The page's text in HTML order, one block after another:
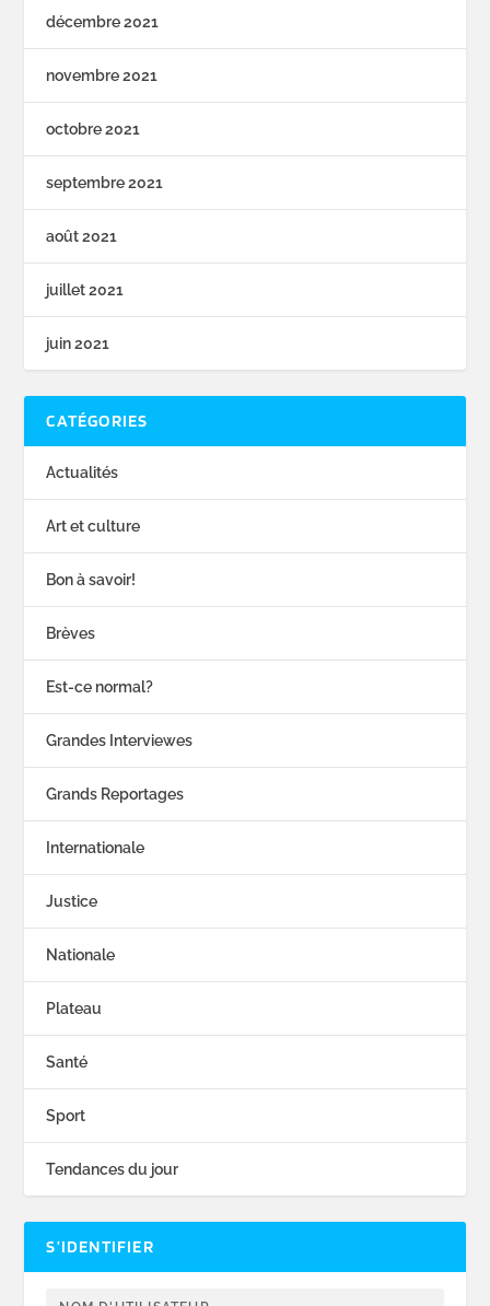
décembre 2021
novembre 2021
octobre 2021
septembre 2021
août 2021
juillet 2021
juin 2021
CATÉGORIES
Actualités
Art et culture
Bon à savoir!
Brèves
Est-ce normal?
Grandes Interviewes
Grands Reportages
Internationale
Justice
Nationale
Plateau
Santé
Sport
Tendances du jour
S’IDENTIFIER